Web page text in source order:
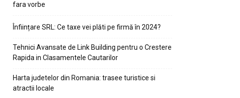
fara vorbe
Înființare SRL: Ce taxe vei plăti pe firmă în 2024?
Tehnici Avansate de Link Building pentru o Crestere
Rapida in Clasamentele Cautarilor
Harta judetelor din Romania: trasee turistice si
atractii locale